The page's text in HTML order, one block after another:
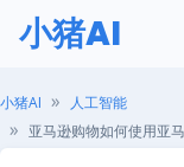
小猪AI
小猪AI
人工智能
亚马逊购物如何使用亚